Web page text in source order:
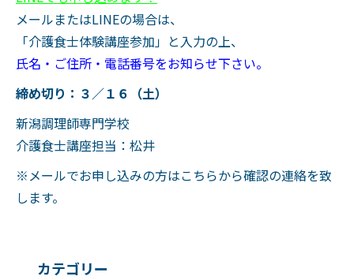
メールまたはLINEの場合は、
「介護食士体験講座参加」と入力の上、
氏名・ご住所・電話番号をお知らせ下さい。
締め切り：３／１６（土）
新潟調理師専門学校
介護食士講座担当：松井
※メールでお申し込みの方はこちらから確認の連絡を致
します。
カテゴリー